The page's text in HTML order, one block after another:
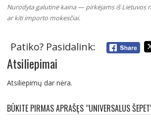
Nurodyta galutinė kaina — pirkėjams iš Lietuvos
ar kiti importo mokesčiai.
Patiko? Pasidalink:
Atsiliepimai
Atsiliepimų dar nėra.
BŪKITE PIRMAS APRAŠĘS “UNIVERSALUS